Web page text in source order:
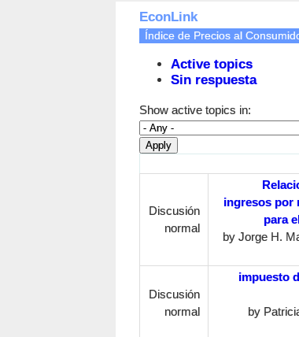
EconLink
Active topics
Sin respuesta
Índice de Precios al
Show active topics in:
Discusión
normal
ingresos por
para
by Jorge H.
Discusión
normal
impuesto
by